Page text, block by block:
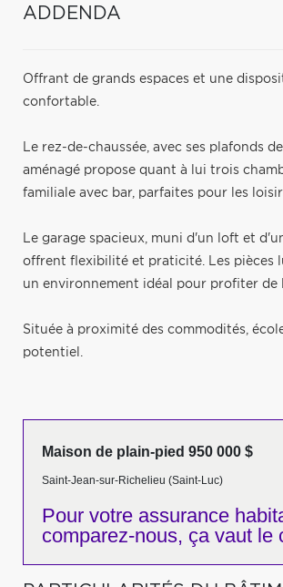
ADDENDA
Offrant de grands espaces et une
confortable.
Le rez-de-chaussée, avec ses plafonds
aménagé propose quant à lui trois
familiale avec bar, parfaites pour les
Le garage spacieux, muni d'un loft et
offrent flexibilité et praticité. Les pièces
un environnement idéal pour profiter de
Située à proximité des commodités,
potentiel.
Maison de plain-pied 950 000 $
Saint-Jean-sur-Richelieu (Saint-Luc)
Pour votre assurance
comparez-nous, ça vaut le